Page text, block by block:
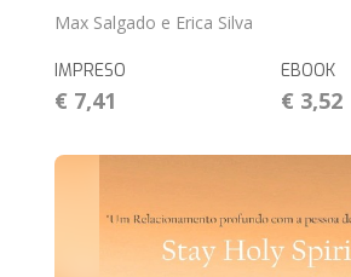
Max Salgado e Erica Silva
IMPRESO
€ 7,41
EBOOK
€ 3,52